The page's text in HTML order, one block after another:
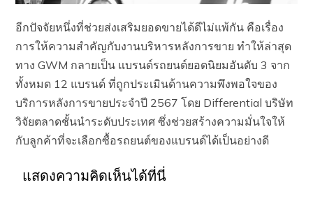
อีกปัจจัยหนึ่งที่ช่วยส่งเสริมยอดขายได้ดีไม่แพ้กัน คือเรื่อง
การให้ความสำคัญกับงานบริหารหลังการขาย ทำให้ล่าสุด
ทาง GWM กลายเป็น แบรนด์รถยนต์ยอดนิยมอันดับ 3 จาก
ทั้งหมด 12 แบรนด์ ที่ถูกประเมินด้านความพึงพอใจของ
บริการหลังการขายประจำปี 2567 โดย Differential บริษัท
วิจัยตลาดชั้นนำระดับประเทศ ซึ่งช่วยสร้างความมั่นใจให้
กับลูกค้าที่จะเลือกซื้อรถยนต์ของแบรนด์ได้เป็นอย่างดี
แสดงความคิดเห็นได้ที่นี่